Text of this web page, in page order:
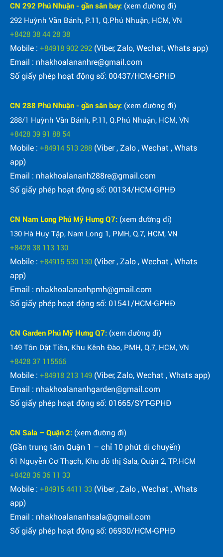
CN 292 Phú Nhuận - gần sân bay: (xem đường đi)
292 Huỳnh Văn Bánh, P.11, Q.Phú Nhuận, HCM, VN
+8428 38 44 28 38
Mobile : +84918 902 292 (Viber, Zalo, Wechat, Whats app)
Email : nhakhoalananhre@gmail.com
Số giấy phép hoạt động số: 00437/HCM-GPHĐ
CN 288 Phú Nhuận - gần sân bay: (xem đường đi)
288/1 Huỳnh Văn Bánh, P.11, Q.Phú Nhuận, HCM, VN
+8428 39 91 88 54
Mobile : +84914 513 288 (Viber , Zalo , Wechat , Whats
app)
Email : nhakhoalananh288re@gmail.com
Số giấy phép hoạt động số: 00134/HCM-GPHĐ
CN Nam Long Phú Mỹ Hưng Q7: (xem đường đi)
130 Hà Huy Tập, Nam Long 1, PMH, Q.7, HCM, VN
+8428 38 113 130
Mobile : +84915 530 130 (Viber , Zalo , Wechat , Whats
app)
Email : nhakhoalananhpmh@gmail.com
Số giấy phép hoạt động số: 01541/HCM-GPHĐ
CN Garden Phú Mỹ Hưng Q7: (xem đường đi)
149 Tôn Dật Tiên, Khu Kênh Đào, PMH, Q.7, HCM, VN
+8428 37 115566
Mobile : +84918 213 149 (Viber, Zalo, Wechat , Whats app)
Email : nhakhoalananhgarden@gmail.com
Số giấy phép hoạt động số: 01665/SYT-GPHĐ
CN Sala – Quận 2: (xem đường đi)
(Gần trung tâm Quận 1 – chỉ 10 phút di chuyển)
61 Nguyễn Cơ Thạch, Khu đô thị Sala, Quận 2, TP.HCM
+8428 36 36 11 33
Mobile : +84915 4411 33 (Viber , Zalo , Wechat , Whats
app)
Email : nhakhoalananhsala@gmail.com
Số giấy phép hoạt động số: 06930/HCM-GPHĐ